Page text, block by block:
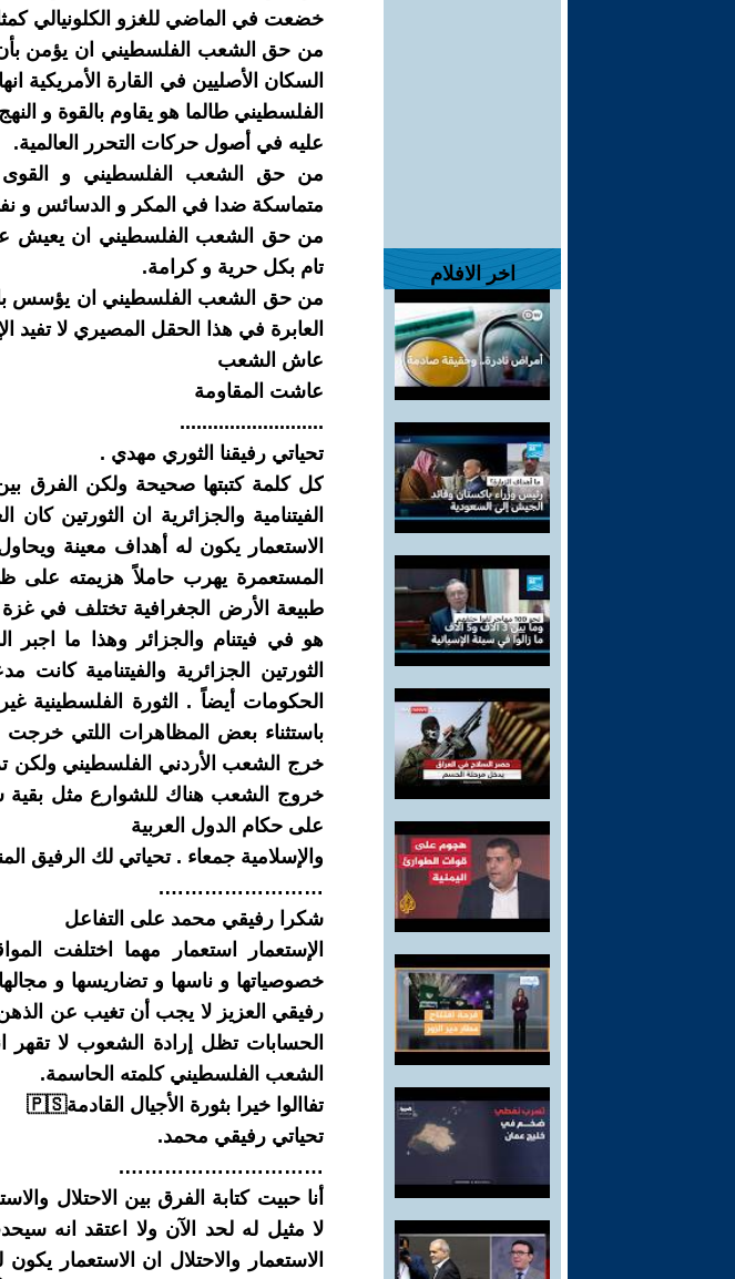
اخر الافلام
خضعت في الماضي للغزو الكلونيالي
من حق الشعب الفلسطيني ان يؤمن بأن
السكان الأصليين في القارة الأمريكية
الفلسطيني طالما هو يقاوم بالقوة و
عليه في أصول حركات التحرر العالمية.
من حق الشعب الفلسطيني و القوى
متماسكة ضدا في المكر و الدسائس و
من حق الشعب الفلسطيني ان يعيش
تام بكل حرية و كرامة.
من حق الشعب الفلسطيني ان يؤسس
العابرة في هذا الحقل المصيري لا
عاش الشعب
عاشت المقاومة
..........................
تحياتي رفيقنا الثوري مهدي .
كل كلمة كتبتها صحيحة ولكن الفرق بين
الفيتنامية والجزائرية ان الثورتين
الاستعمار يكون له أهداف معينة
المستعمرة يهرب حاملاً هزيمته على
طبيعة الأرض الجغرافية تختلف في
هو في فيتنام والجزائر وهذا ما اجبر
الثورتين الجزائرية والفيتنامية
الحكومات أيضاً . الثورة الفلسطينية
باستثناء بعض المظاهرات اللتي
خرج الشعب الأردني الفلسطيني ولكن
خروج الشعب هناك للشوارع مثل بقية
على حكام الدول العربية
والإسلامية جمعاء . تحياتي لك الرفيق
…………………….
شكرا رفيقي محمد على التفاعل
الإستعمار استعمار مهما اختلفت
خصوصياتها و ناسها و تضاريسها و
رفيقي العزيز لا يجب أن تغيب عن
الحسابات تظل إرادة الشعوب لا تقهر
الشعب الفلسطيني كلمته الحاسمة.
تفاالوا خيرا بثورة الأجيال القادمة🇵🇸
تحياتي رفيقي محمد.
………………………….
أنا حبيت كتابة الفرق بين الاحتلال
لا مثيل له لحد الآن ولا اعتقد انه
الاستعمار والاحتلال ان الاستعمار